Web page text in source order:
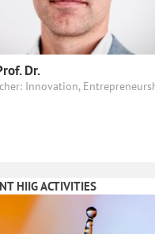
Dr.
Innovation,
HIIG ACTIVITIES